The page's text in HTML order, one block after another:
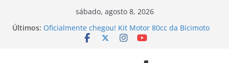
sábado, agosto 8, 2026
Últimos: Oficialmente chegou! Kit Motor 80cc da Bicimoto